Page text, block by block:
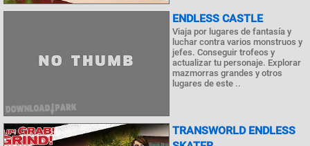
ENDLESS CASTLE
Viaja por lugares de fantasía y
luchar contra varios monstruos y
jefes. Conseguir trofeos y
actualizar tu personaje. Explorar
mazmorras grandes y otros
lugares de este ..
TRANSWORLD ENDLESS